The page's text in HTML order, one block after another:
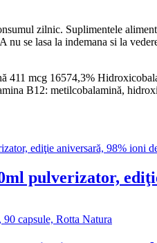
zilnic. Suplimentele
nu se lasa la indemana si la
411 mcg 16574,3%
B12: metilcobalamină,
pulverizator,